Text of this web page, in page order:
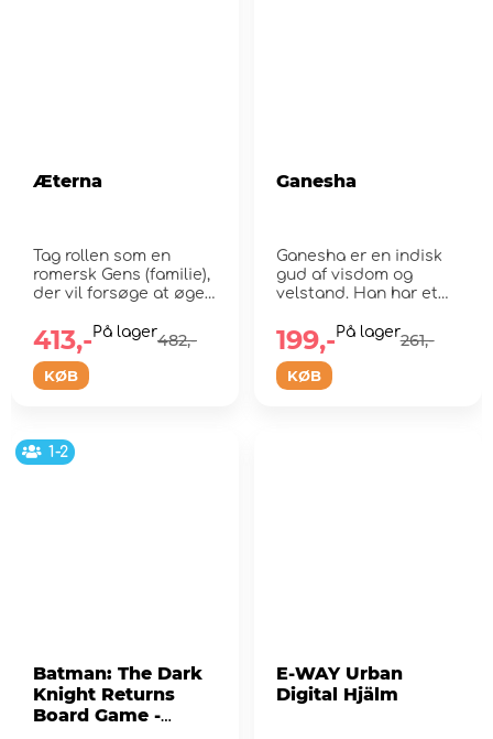
Æterna
Tag rollen som en
romersk Gens (familie),
der vil forsøge at øge
KØB
482,-
413,- På lager
Ganesha
Ganesha er en indisk
gud af visdom og
velstand. Han har et
...
KØB
261,-
199,- På lager
1-2
Batman: The Dark
Knight Returns
Board Game -
E-WAY Urban
Digital Hjälm